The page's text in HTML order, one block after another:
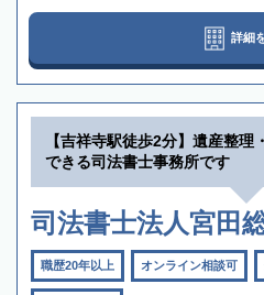
詳細
【吉祥寺駅徒歩2分】遺産整
できる司法書士事務所です
司法書士法人宮田
職歴20年以上 オンライン相談可